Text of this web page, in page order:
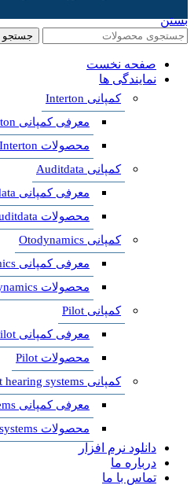
بستن
جستجو
صفحه نخست
نمایندگی ها
کمپانی Interton
معرفی کمپانی Interton
محصولات Interton
کمپانی Auditdata
معرفی کمپانی Auditdata
محصولات Auditdata
کمپانی Otodynamics
معرفی کمپانی Otodynamics
محصولات Otodynamics
کمپانی Pilot
معرفی کمپانی Pilot
محصولات Pilot
کمپانی Intelligent hearing systems
معرفی کمپانی Intelligent hearing systems
محصولات Intelligent hearing systems
دانلود نرم افزار
درباره ما
تماس با ما